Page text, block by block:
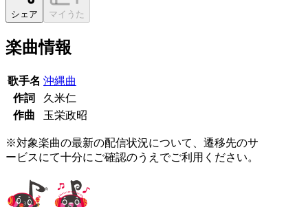
シェア マイうた
楽曲情報
歌手名 沖縄曲
作詞
久米仁
作曲
玉栄政昭
※対象楽曲の最新の配信状況について、遷移先のサ
ービスにて十分にご確認のうえでご利用ください。